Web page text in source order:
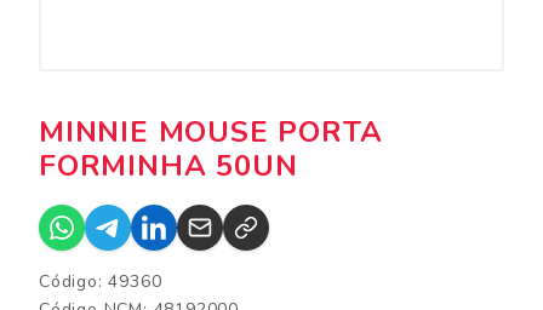
MINNIE MOUSE PORTA
FORMINHA 50UN
Código: 49360